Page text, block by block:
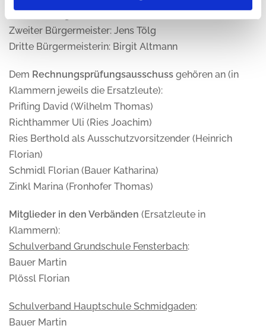
Weitere Bürgermeister:
Zweiter Bürgermeister: Jens Tölg
Dritte Bürgermeisterin: Birgit Altmann
Dem Rechnungsprüfungsausschuss gehören an (in
Klammern jeweils die Ersatzleute):
Prifling David (Wilhelm Thomas)
Richthammer Uli (Ries Joachim)
Ries Berthold als Ausschutzvorsitzender (Heinrich
Florian)
Schmidl Florian (Bauer Katharina)
Zinkl Marina (Fronhofer Thomas)
Mitglieder in den Verbänden (Ersatzleute in
Klammern):
Schulverband Grundschule Fensterbach:
Bauer Martin
Plössl Florian
Schulverband Hauptschule Schmidgaden:
Bauer Martin